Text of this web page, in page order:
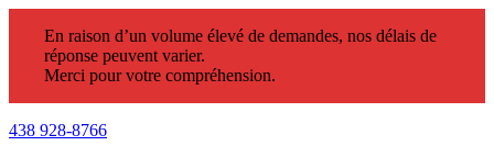
En raison d’un volume élevé de demandes, nos délais de
réponse peuvent varier.
Merci pour votre compréhension.
438 928-8766